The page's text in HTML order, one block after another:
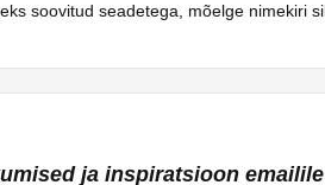
soovitud seadetega, mõelge nimekiri
ja inspiratsioon emailile